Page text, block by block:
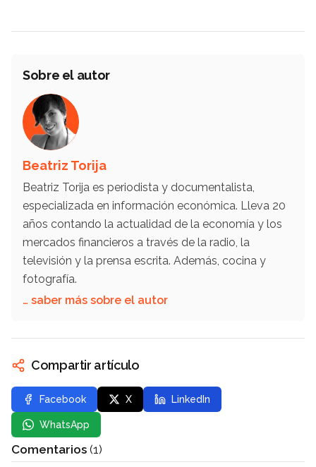
Sobre el autor
Beatriz Torija
Beatriz Torija es periodista y documentalista,
especializada en información económica. Lleva 20
años contando la actualidad de la economía y los
mercados financieros a través de la radio, la
televisión y la prensa escrita. Además, cocina y
fotografía.
… saber más sobre el autor
Compartir artículo
Facebook X LinkedIn
WhatsApp
Comentarios (1)